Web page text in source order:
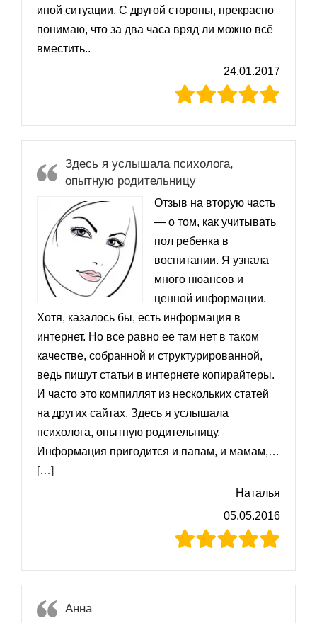
иной ситуации. С другой стороны, прекрасно
понимаю, что за два часа вряд ли можно всё
вместить..
24.01.2017
Здесь я услышала психолога,
опытную родительницу
Отзыв на вторую часть
— о том, как учитывать
пол ребенка в
воспитании. Я узнала
много нюансов и
ценной информации.
Хотя, казалось бы, есть информация в
интернет. Но все равно ее там нет в таком
качестве, собранной и структурированной,
ведь пишут статьи в интернете копирайтеры.
И часто это компиллят из нескольких статей
на других сайтах. Здесь я услышала
психолога, опытную родительницу.
Информация пригодится и папам, и мамам,…
[…]«Здесь я услышала психолога, опытную
Наталья
05.05.2016
Анна